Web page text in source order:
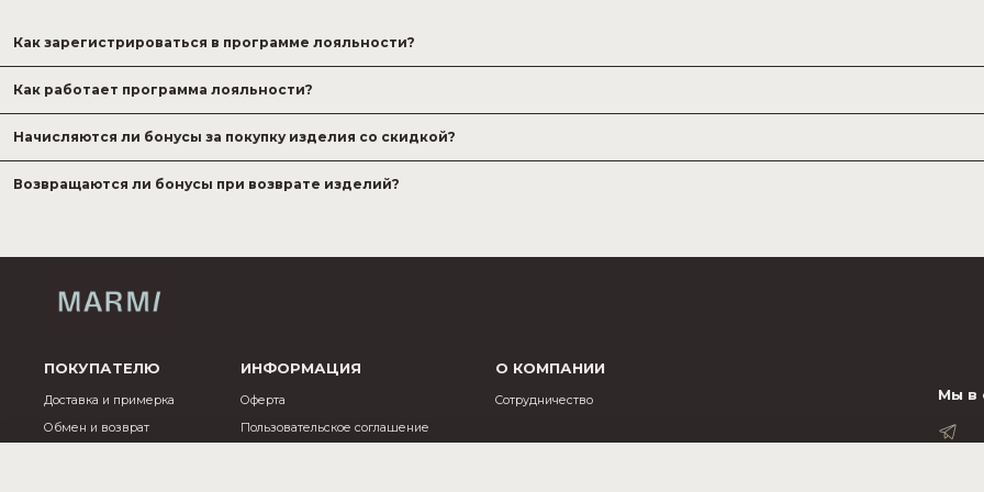
Как зарегистрироваться в программе лояльности?
Как работает программа лояльности?
Начисляются ли бонусы за покупку изделия со скидкой?
Возвращаются ли бонусы при возврате изделий?
ПОКУПАТЕЛЮ
Доставка и примерка
Обмен и возврат
ИНФОРМАЦИЯ
Оферта
Пользовательское соглашение
О КОМПАНИИ
Cотрудничество Мы в